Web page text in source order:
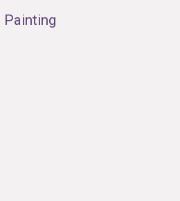
Painting